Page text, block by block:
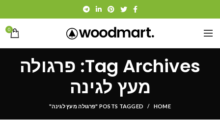
0
Tag Archives: פרגולה
מעץ לגינה
HOME POSTS TAGGED "פרגולה מעץ לגינה"